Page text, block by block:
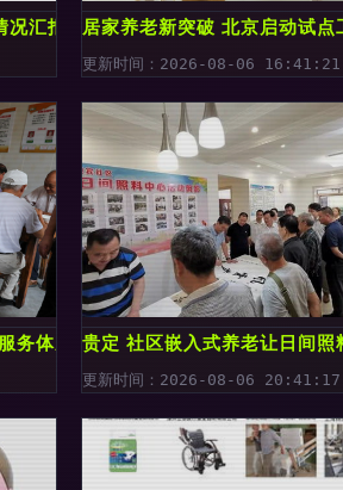
况汇报（留存版）居家养老新突破 北京启动试
更新时间：2026-08-06 16:41:21
务体系的构建贵定 社区嵌入式养老让日间
更新时间：2026-08-06 20:41:17